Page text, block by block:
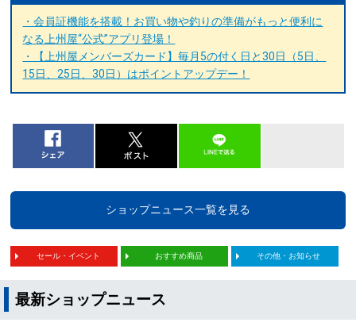
・会員証機能を搭載！お買い物や釣りの準備がもっと便利に
なる上州屋“公式”アプリ登場！
・【上州屋メンバーズカード】毎月5の付く日と30日（5日、
15日、25日、30日）はポイントアップデー！
ショップニュース一覧を見る
セール・イベント おすすめ商品 その他・お知らせ
最新ショップニュース